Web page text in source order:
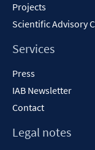
Projects
Scientific Advisory
Services
Press
IAB Newsletter
Contact
Legal notes